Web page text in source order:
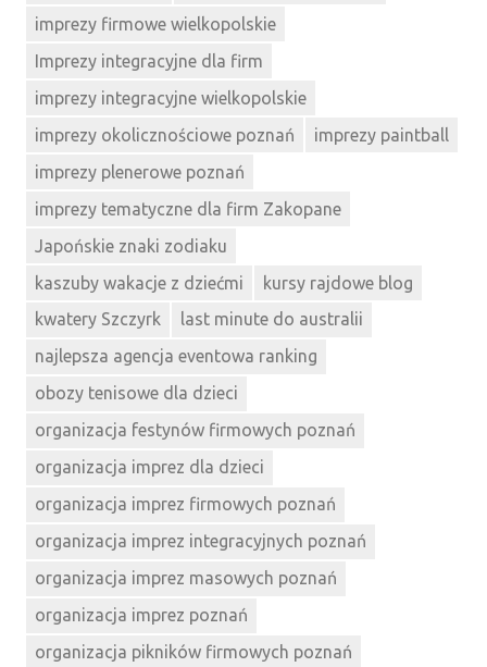
imprezy firmowe wielkopolskie
Imprezy integracyjne dla firm
imprezy integracyjne wielkopolskie
imprezy okolicznościowe poznań
imprezy paintball
imprezy plenerowe poznań
imprezy tematyczne dla firm Zakopane
Japońskie znaki zodiaku
kaszuby wakacje z dziećmi
kursy rajdowe blog
kwatery Szczyrk
last minute do australii
najlepsza agencja eventowa ranking
obozy tenisowe dla dzieci
organizacja festynów firmowych poznań
organizacja imprez dla dzieci
organizacja imprez firmowych poznań
organizacja imprez integracyjnych poznań
organizacja imprez masowych poznań
organizacja imprez poznań
organizacja pikników firmowych poznań